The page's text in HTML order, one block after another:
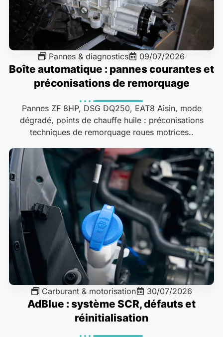
Pannes & diagnostics 09/07/2026
Boîte automatique : pannes courantes et
préconisations de remorquage
Pannes ZF 8HP, DSG DQ250, EAT8 Aisin, mode
dégradé, points de chauffe huile : préconisations
techniques de remorquage roues motrices..
Carburant & motorisation 30/07/2026
AdBlue : système SCR, défauts et
réinitialisation